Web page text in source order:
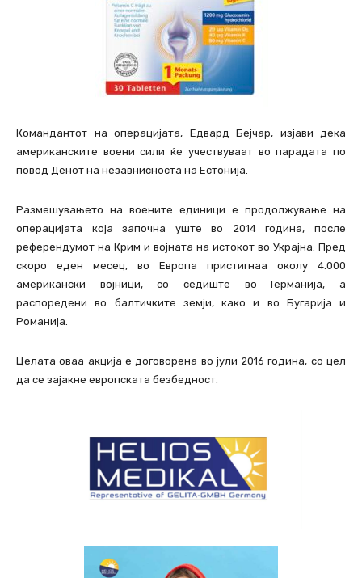
Командантот на операцијата, Едвард Бејчар, изјави дека
американските воени сили ќе учествуваат во парадата по
повод Денот на незавнисноста на Естонија.
Размешувањето на воените единици е продолжување на
операцијата која започна уште во 2014 година, после
референдумот на Крим и војната на истокот во Украјна. Пред
скоро еден месец, во Европа пристигнаа околу 4.000
американски војници, со седиште во Германија, а
распоредени во балтичките земји, како и во Бугарија и
Романија.
Целата оваа акција е договорена во јули 2016 година, со цел
да се зајакне европската безбедност.